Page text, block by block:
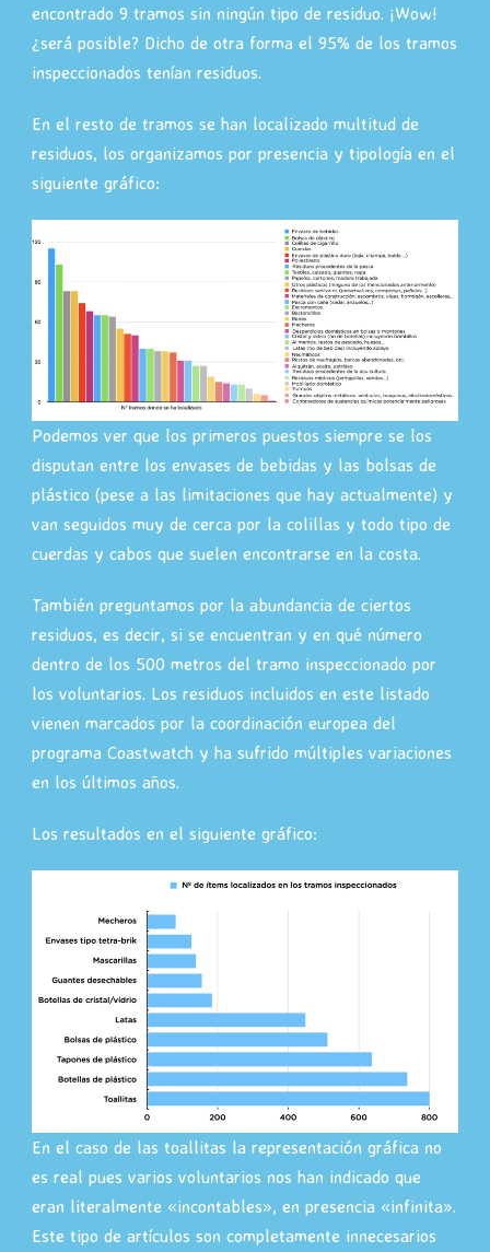
encontrado 9 tramos sin ningún tipo de residuo. ¡Wow!
¿será posible? Dicho de otra forma el 95% de los tramos
inspeccionados tenían residuos.
En el resto de tramos se han localizado multitud de
residuos, los organizamos por presencia y tipología en el
siguiente gráfico:
Podemos ver que los primeros puestos siempre se los
disputan entre los envases de bebidas y las bolsas de
plástico (pese a las limitaciones que hay actualmente) y
van seguidos muy de cerca por la colillas y todo tipo de
cuerdas y cabos que suelen encontrarse en la costa.
También preguntamos por la abundancia de ciertos
residuos, es decir, si se encuentran y en qué número
dentro de los 500 metros del tramo inspeccionado por
los voluntarios. Los residuos incluidos en este listado
vienen marcados por la coordinación europea del
programa Coastwatch y ha sufrido múltiples variaciones
en los últimos años.
Los resultados en el siguiente gráfico:
En el caso de las toallitas la representación gráfica no
es real pues varios voluntarios nos han indicado que
eran literalmente «incontables», en presencia «infinita».
Este tipo de artículos son completamente innecesarios